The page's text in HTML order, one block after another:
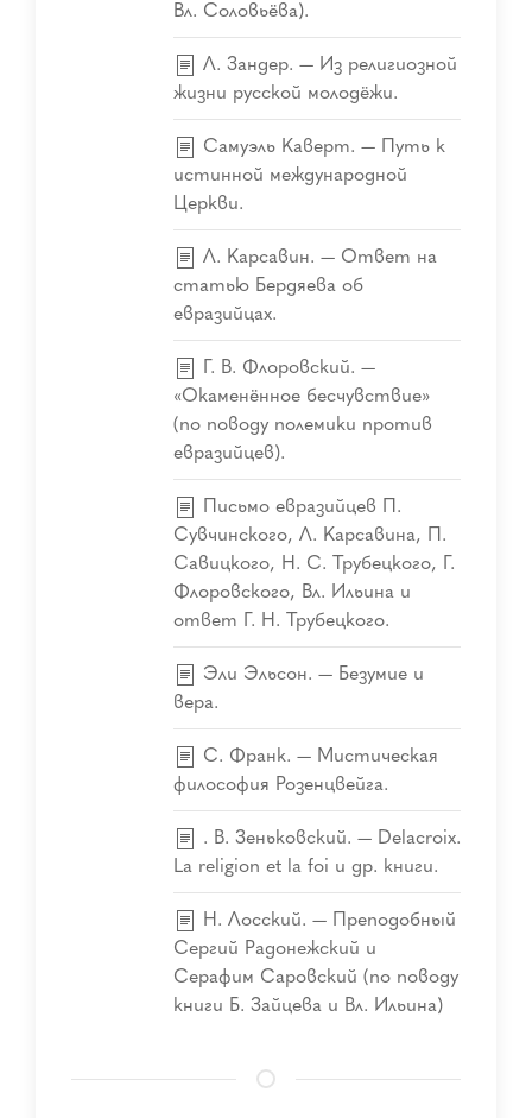
Вл. Соловьёва).
Л. Зандер. — Из религиозной
жизни русской молодёжи.
Самуэль Каверт. — Путь к
истинной международной
Церкви.
Л. Карсавин. — Ответ на
статью Бердяева об
евразийцах.
Г. В. Флоровский. —
«Окаменённое бесчувствие»
(по поводу полемики против
евразийцев).
Письмо евразийцев П.
Сувчинского, Л. Карсавина, П.
Савицкого, Н. С. Трубецкого, Г.
Флоровского, Вл. Ильина и
ответ Г. Н. Трубецкого.
Эли Эльсон. — Безумие и
вера.
С. Франк. — Мистическая
философия Розенцвейга.
. В. Зеньковский. — Delacroix.
La religion et la foi и др. книги.
Н. Лосский. — Преподобный
Сергий Радонежский и
Серафим Саровский (по поводу
книги Б. Зайцева и Вл. Ильина)